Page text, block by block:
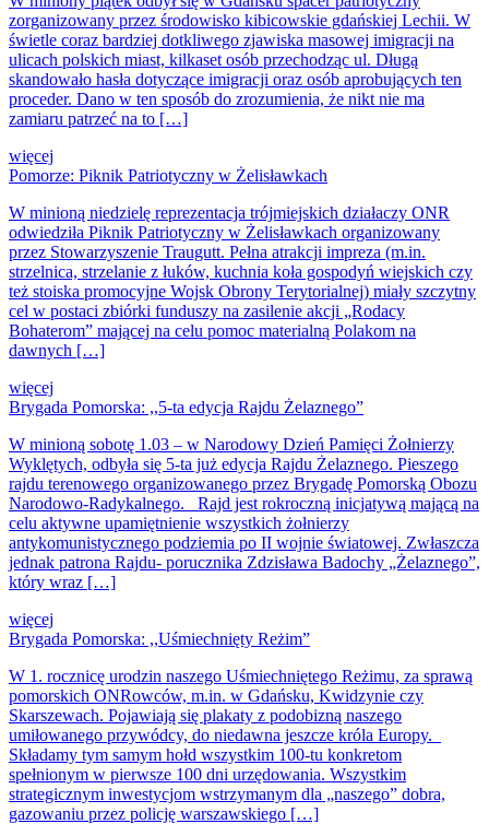
zorganizowany przez środowisko kibicowskie gdańskiej Lechii. W
świetle coraz bardziej dotkliwego zjawiska masowej imigracji na
ulicach polskich miast, kilkaset osób przechodząc ul. Długą
skandowało hasła dotyczące imigracji oraz osób aprobujących ten
proceder. Dano w ten sposób do zrozumienia, że nikt nie ma
zamiaru patrzeć na to […]
więcej
Pomorze: Piknik Patriotyczny w Żelisławkach
W minioną niedzielę reprezentacja trójmiejskich działaczy ONR
odwiedziła Piknik Patriotyczny w Żelisławkach organizowany
przez Stowarzyszenie Traugutt. Pełna atrakcji impreza (m.in.
strzelnica, strzelanie z łuków, kuchnia koła gospodyń wiejskich czy
też stoiska promocyjne Wojsk Obrony Terytorialnej) miały szczytny
cel w postaci zbiórki funduszy na zasilenie akcji „Rodacy
Bohaterom” mającej na celu pomoc materialną Polakom na
dawnych […]
więcej
Brygada Pomorska: ,,5-ta edycja Rajdu Żelaznego”
W minioną sobotę 1.03 – w Narodowy Dzień Pamięci Żołnierzy
Wyklętych, odbyła się 5-ta już edycja Rajdu Żelaznego. Pieszego
rajdu terenowego organizowanego przez Brygadę Pomorską Obozu
Narodowo-Radykalnego. Rajd jest rokroczną inicjatywą mającą na
celu aktywne upamiętnienie wszystkich żołnierzy
antykomunistycznego podziemia po II wojnie światowej. Zwłaszcza
jednak patrona Rajdu- porucznika Zdzisława Badochy „Żelaznego”,
który wraz […]
więcej
Brygada Pomorska: ,,Uśmiechnięty Reżim”
W 1. rocznicę urodzin naszego Uśmiechniętego Reżimu, za sprawą
pomorskich ONRowców, m.in. w Gdańsku, Kwidzynie czy
Skarszewach. Pojawiają się plakaty z podobizną naszego
umiłowanego przywódcy, do niedawna jeszcze króla Europy.
Składamy tym samym hołd wszystkim 100-tu konkretom
spełnionym w pierwsze 100 dni urzędowania. Wszystkim
strategicznym inwestycjom wstrzymanym dla „naszego” dobra,
gazowaniu przez policję warszawskiego […]